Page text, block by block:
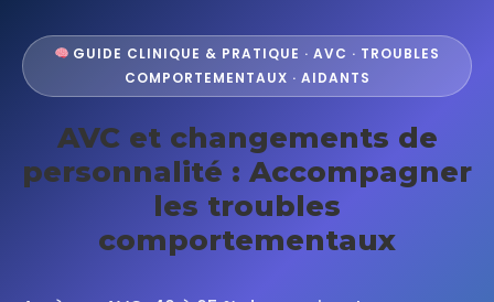
GUIDE CLINIQUE & PRATIQUE · AVC · TROUBLES
COMPORTEMENTAUX · AIDANTS
AVC et changements de
personnalité : Accompagner
les troubles
comportementaux